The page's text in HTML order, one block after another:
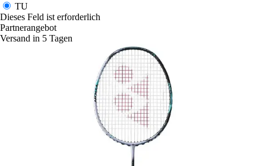
TU
Dieses Feld ist erforderlich
Partnerangebot
Versand in 5 Tagen